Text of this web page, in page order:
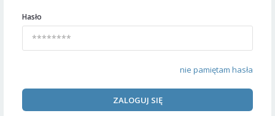
Hasło
nie pamiętam hasła
ZALOGUJ SIĘ